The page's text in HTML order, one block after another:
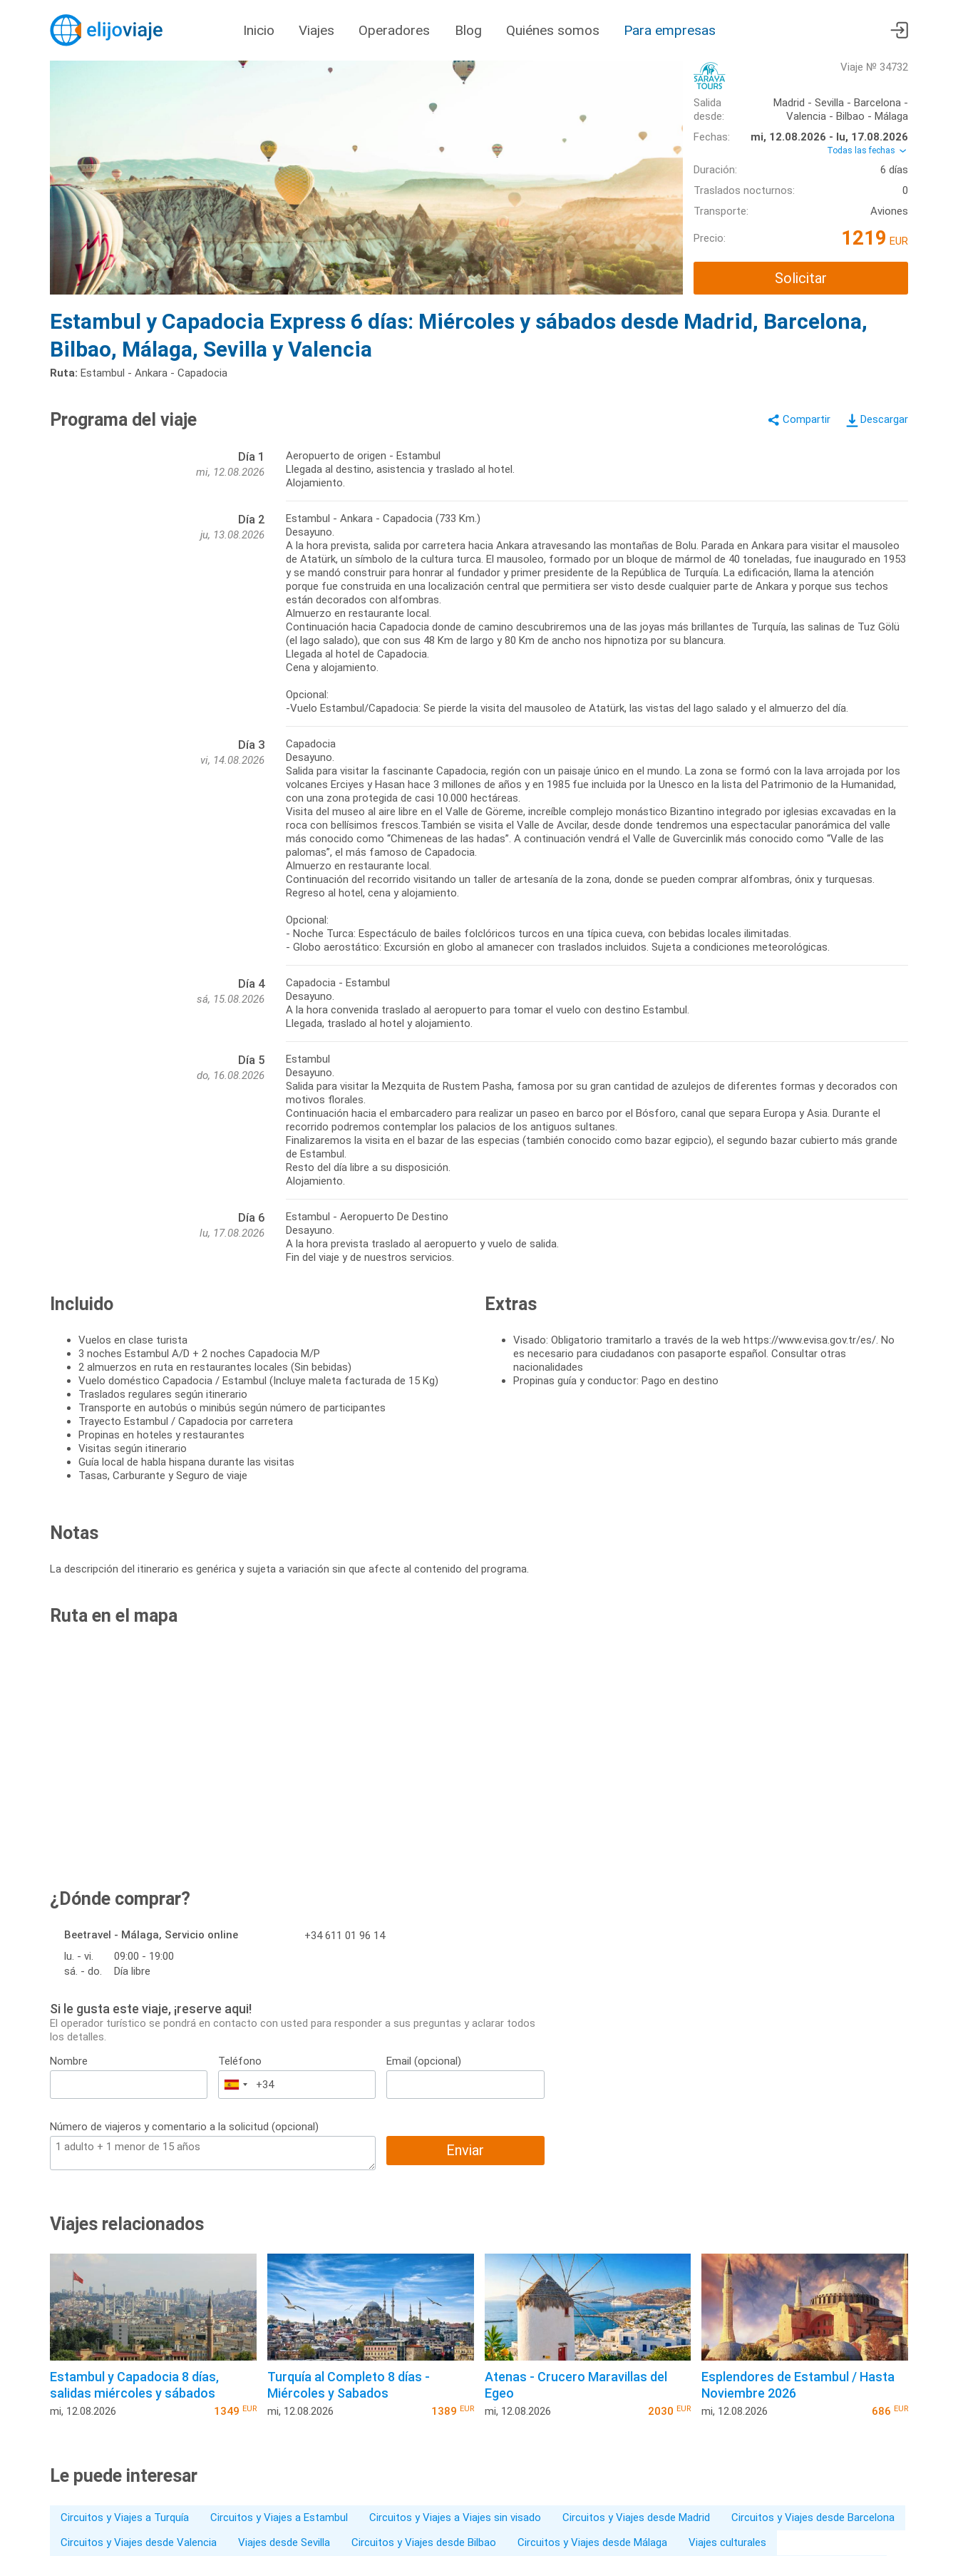
Inicio Viajes Operadores Blog Quiénes somos Para empresas
Viaje № 34732
Salida
desde:
Madrid - Sevilla - Barcelona -
Valencia - Bilbao - Málaga
Fechas:
mi, 12.08.2026 - lu, 17.08.2026
Todas las fechas
Duración:
6 días
Traslados nocturnos:
0
Transporte:
Aviones
Precio: 1219 EUR
Solicitar
Estambul y Capadocia Express 6 días: Miércoles y sábados desde Madrid, Barcelona,
Bilbao, Málaga, Sevilla y Valencia
Ruta: Estambul - Ankara - Capadocia
Descargar
Programa del viaje
Día 1
mi, 12.08.2026
Aeropuerto de origen - Estambul
Llegada al destino, asistencia y traslado al hotel.
Alojamiento.
Día 2
ju, 13.08.2026
Estambul - Ankara - Capadocia (733 Km.)
Desayuno.
A la hora prevista, salida por carretera hacia Ankara atravesando las montañas de Bolu. Parada en Ankara para visitar el mausoleo
de Atatürk, un símbolo de la cultura turca. El mausoleo, formado por un bloque de mármol de 40 toneladas, fue inaugurado en 1953
y se mandó construir para honrar al fundador y primer presidente de la República de Turquía. La edificación, llama la atención
porque fue construida en una localización central que permitiera ser visto desde cualquier parte de Ankara y porque sus techos
están decorados con alfombras.
Almuerzo en restaurante local.
Continuación hacia Capadocia donde de camino descubriremos una de las joyas más brillantes de Turquía, las salinas de Tuz Gölü
(el lago salado), que con sus 48 Km de largo y 80 Km de ancho nos hipnotiza por su blancura.
Llegada al hotel de Capadocia.
Cena y alojamiento.
Opcional:
-Vuelo Estambul/Capadocia: Se pierde la visita del mausoleo de Atatürk, las vistas del lago salado y el almuerzo del día.
Día 3
vi, 14.08.2026
Capadocia
Desayuno.
Salida para visitar la fascinante Capadocia, región con un paisaje único en el mundo. La zona se formó con la lava arrojada por los
volcanes Erciyes y Hasan hace 3 millones de años y en 1985 fue incluida por la Unesco en la lista del Patrimonio de la Humanidad,
con una zona protegida de casi 10.000 hectáreas.
Visita del museo al aire libre en el Valle de Göreme, increíble complejo monástico Bizantino integrado por iglesias excavadas en la
roca con bellísimos frescos.También se visita el Valle de Avcilar, desde donde tendremos una espectacular panorámica del valle
más conocido como “Chimeneas de las hadas”. A continuación vendrá el Valle de Guvercinlik más conocido como “Valle de las
palomas”, el más famoso de Capadocia.
Almuerzo en restaurante local.
Continuación del recorrido visitando un taller de artesanía de la zona, donde se pueden comprar alfombras, ónix y turquesas.
Regreso al hotel, cena y alojamiento.
Opcional:
- Noche Turca: Espectáculo de bailes folclóricos turcos en una típica cueva, con bebidas locales ilimitadas.
- Globo aerostático: Excursión en globo al amanecer con traslados incluidos. Sujeta a condiciones meteorológicas.
Día 4
sá, 15.08.2026
Capadocia - Estambul
Desayuno.
A la hora convenida traslado al aeropuerto para tomar el vuelo con destino Estambul.
Llegada, traslado al hotel y alojamiento.
Día 5
do, 16.08.2026
Estambul
Desayuno.
Salida para visitar la Mezquita de Rustem Pasha, famosa por su gran cantidad de azulejos de diferentes formas y decorados con
motivos florales.
Continuación hacia el embarcadero para realizar un paseo en barco por el Bósforo, canal que separa Europa y Asia. Durante el
recorrido podremos contemplar los palacios de los antiguos sultanes.
Finalizaremos la visita en el bazar de las especias (también conocido como bazar egipcio), el segundo bazar cubierto más grande
de Estambul.
Resto del día libre a su disposición.
Alojamiento.
Día 6
lu, 17.08.2026
Estambul - Aeropuerto De Destino
Desayuno.
A la hora prevista traslado al aeropuerto y vuelo de salida.
Incluido
Vuelos en clase turista
3 noches Estambul A/D + 2 noches Capadocia M/P
2 almuerzos en ruta en restaurantes locales (Sin bebidas)
Vuelo doméstico Capadocia / Estambul (Incluye maleta facturada de 15 Kg)
Traslados regulares según itinerario
Transporte en autobús o minibús según número de participantes
Trayecto Estambul / Capadocia por carretera
Propinas en hoteles y restaurantes
Visitas según itinerario
Guía local de habla hispana durante las visitas
Tasas, Carburante y Seguro de viaje
Extras
Visado: Obligatorio tramitarlo a través de la web https://www.evisa.gov.tr/es/. No
es necesario para ciudadanos con pasaporte español. Consultar otras
nacionalidades
Propinas guía y conductor: Pago en destino
Notas
La descripción del itinerario es genérica y sujeta a variación sin que afecte al contenido del programa.
Ruta en el mapa
¿Dónde comprar?
Beetravel - Málaga, Servicio online
lu. - vi.
09:00 - 19:00
sá. - do.
Día libre
+34 611 01 96 14
Si le gusta este viaje, ¡reserve aqui!
El operador turístico se pondrá en contacto con usted para responder a sus preguntas y aclarar todos
los detalles.
Nombre
Teléfono
España
+34
Email (opcional)
Número de viajeros y comentario a la solicitud (opcional)
Enviar
Viajes relacionados
Estambul y Capadocia 8 días,
salidas miércoles y sábados
mi, 12.08.2026 1349 EUR
Turquía al Completo 8 días -
Miércoles y Sabados
mi, 12.08.2026 1389 EUR
Atenas - Crucero Maravillas del
Egeo
mi, 12.08.2026 2030EUR
Esplendores de Estambul / Hasta
Noviembre 2026
mi, 12.08.2026 686 EUR
Le puede interesar
Circuitos y Viajes a Turquía Circuitos y Viajes a Estambul Circuitos y Viajes a Viajes sin visado Circuitos y Viajes desde Madrid
Circuitos y Viajes desde Barcelona
Circuitos y Viajes desde Valencia
Viajes desde Sevilla Circuitos y Viajes desde Bilbao Circuitos y Viajes desde Málaga Viajes culturales